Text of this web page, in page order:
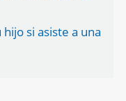
si asiste a una